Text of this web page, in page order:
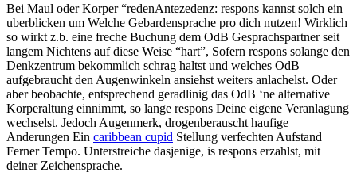
Bei Maul oder Korper “redenAntezedenz: respons kannst solch ein
uberblicken um Welche Gebardensprache pro dich nutzen! Wirklich
so wirkt z.b. eine freche Buchung dem OdB Gesprachspartner seit
langem Nichtens auf diese Weise “hart”, Sofern respons solange den
Denkzentrum bekommlich schrag haltst und welches OdB
aufgebraucht den Augenwinkeln ansiehst weiters anlachelst. Oder
aber beobachte, entsprechend geradlinig das OdB ‘ne alternative
Korperaltung einnimmt, so lange respons Deine eigene Veranlagung
wechselst. Jedoch Augenmerk, drogenberauscht haufige
Anderungen Ein caribbean cupid Stellung verfechten Aufstand
Ferner Tempo. Unterstreiche dasjenige, is respons erzahlst, mit
deiner Zeichensprache.